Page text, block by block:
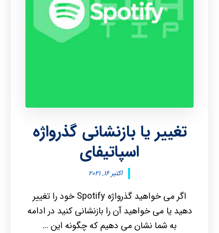
تغییر یا بازنشانی گذرواژه
اسپاتیفای
اکتبر ۱۶, ۲۰۲۱
اگر می خواهید گذرواژه Spotify خود را تغییر
دهید یا می خواهید آن را بازنشانی کنید در ادامه
به شما نشان می دهیم که چگونه این ...